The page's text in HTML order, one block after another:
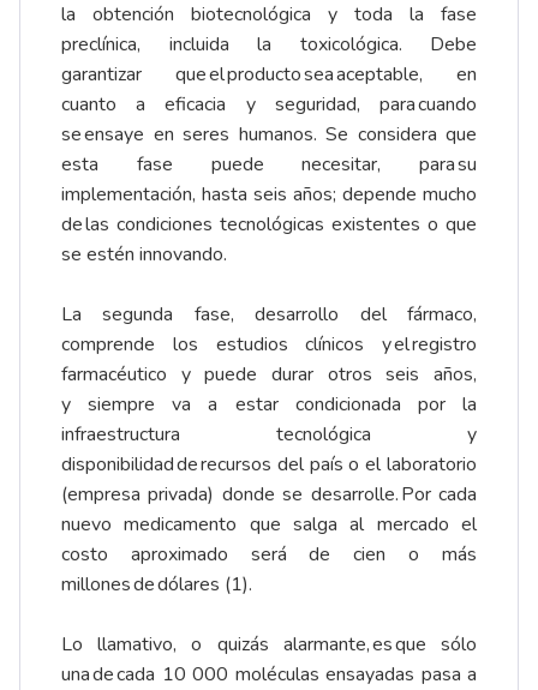
la obtención biotecnológica y toda la fase
preclínica, incluida la toxicológica. Debe
garantizar que el producto sea aceptable, en
cuanto a eficacia y seguridad, para cuando
se ensaye en seres humanos. Se considera que
esta fase puede necesitar, para su
implementación, hasta seis años; depende mucho
de las condiciones tecnológicas existentes o que
se estén innovando.
La segunda fase, desarrollo del fármaco,
comprende los estudios clínicos y el registro
farmacéutico y puede durar otros seis años,
y siempre va a estar condicionada por la
infraestructura tecnológica y
disponibilidad de recursos del país o el laboratorio
(empresa privada) donde se desarrolle. Por cada
nuevo medicamento que salga al mercado el
costo aproximado será de cien o más
millones de dólares (1).
Lo llamativo, o quizás alarmante, es que sólo
una de cada 10 000 moléculas ensayadas pasa a